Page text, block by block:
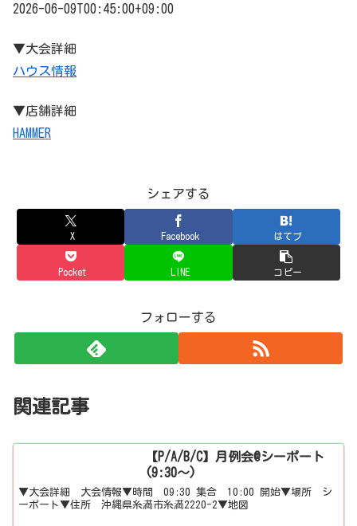
2026-06-09T00:45:00+09:00
▼大会詳細
ハウス情報
▼店舗詳細
HAMMER
シェアする
X Facebook はてブ
Pocket LINE コピー
フォローする
関連記事
【P/A/B/C】月例会@シーポート
(9:30～)
▼大会詳細 大会情報▼時間 09:30 集合 10:00 開始▼場所 シ
ーポート▼住所 沖縄県糸満市糸満2220-2▼地図